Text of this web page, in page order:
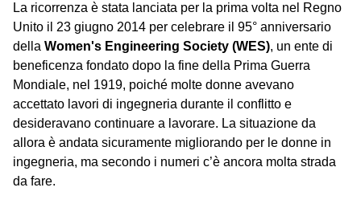
La ricorrenza è stata lanciata per la prima volta nel Regno
Unito il 23 giugno 2014 per celebrare il 95° anniversario
della Women's Engineering Society (WES), un ente di
beneficenza fondato dopo la fine della Prima Guerra
Mondiale, nel 1919, poiché molte donne avevano
accettato lavori di ingegneria durante il conflitto e
desideravano continuare a lavorare. La situazione da
allora è andata sicuramente migliorando per le donne in
ingegneria, ma secondo i numeri c’è ancora molta strada
da fare.